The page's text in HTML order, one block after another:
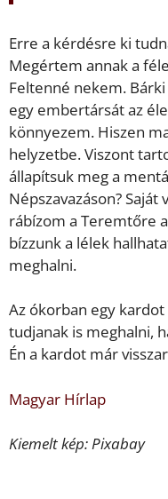
Erre a kérdésre ki
Megértem annak a
Feltenné nekem.
egy embertársát az
könnyezem. Hiszen
helyzetbe. Viszont
állapítsuk meg a
Népszavazáson?
rábízom a Teremtőre
bízzunk a lélek
meghalni.
Az ókorban egy
tudjanak is meghalni,
Én a kardot már
Magyar Hírlap
Kiemelt kép: Pixabay